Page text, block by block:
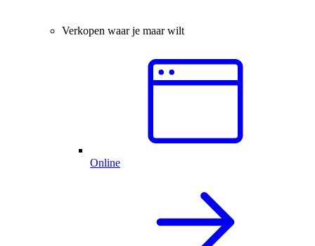
Verkopen waar je maar wilt
Online